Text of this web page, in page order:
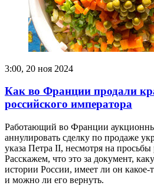
3:00, 20 ноя 2024
Как во Франции продали
российского императора
Работающий во Франции
аннулировать сделку по продаже
указа Петра II, несмотря на
Расскажем, что это за документ,
истории России, имеет ли он какое-
и можно ли его вернуть.